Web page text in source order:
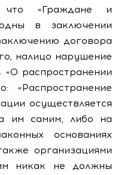
что «Граждане и
в заключении
договора
налицо нарушение
распространении
«Распространение
осуществляется
им самим, либо на
основаниях
организациями
никак не должны